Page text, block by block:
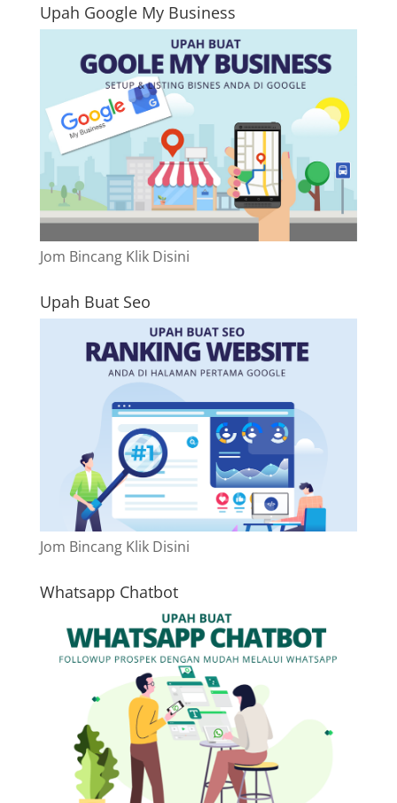
Upah Google My Business
Jom Bincang Klik Disini
Upah Buat Seo
Jom Bincang Klik Disini
Whatsapp Chatbot